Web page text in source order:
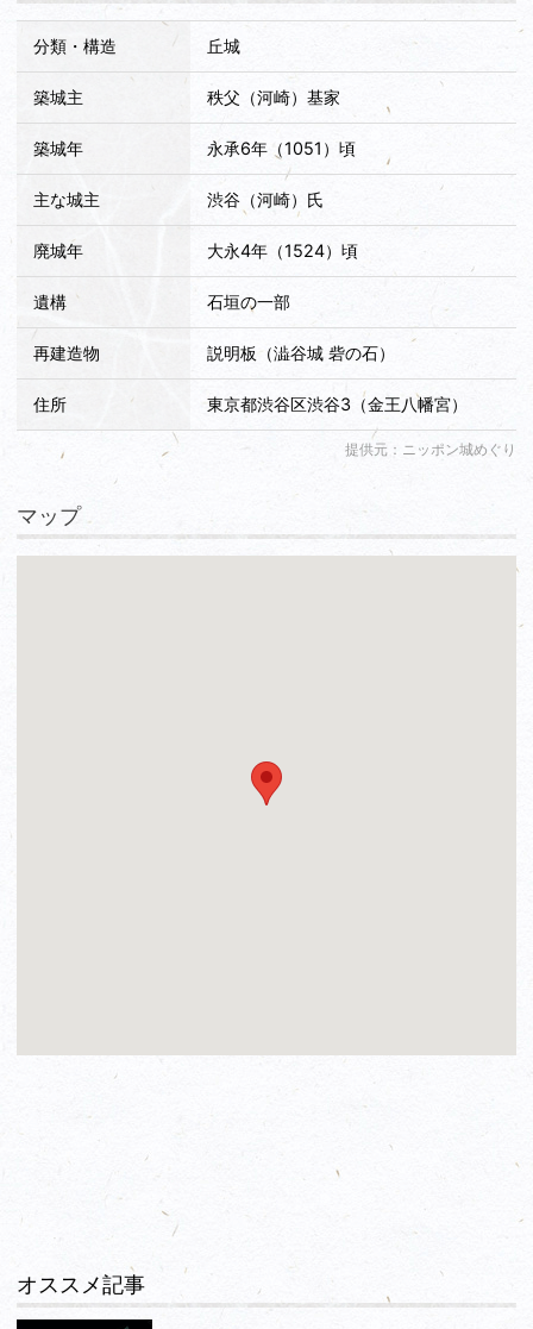
分類・構造 丘城
築城主 秩父（河崎）基家
築城年 永承6年（1051）頃
主な城主 渋谷（河崎）氏
廃城年 大永4年（1524）頃
遺構 石垣の一部
再建造物 説明板（澁谷城 砦の石）
住所 東京都渋谷区渋谷3（金王八幡宮）
提供元：ニッポン城めぐり
マップ
オススメ記事